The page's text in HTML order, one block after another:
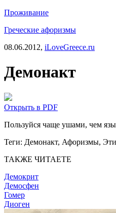
Проживание
Греческие афоризмы
08.06.2012, iLoveGreece.ru
Демонакт
Открыть в PDF
Пользуйся чаще ушами, чем
Теги: Демонакт, Афоризмы,
ТАКЖЕ ЧИТАЕТЕ
Демокрит
Демосфен
Гомер
Диоген